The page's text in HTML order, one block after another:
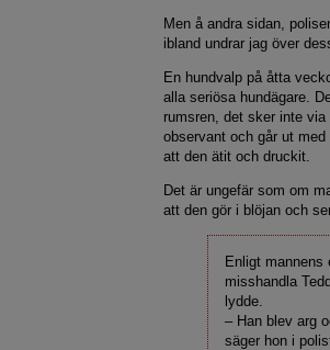
Men å andra sidan,
ibland undrar jag över
En hundvalp på åtta
alla seriösa hundägare.
rumsren, det sker inte
observant och går ut
att den ätit och druckit.
Det är ungefär som om
att den gör i blöjan och
Enligt mannens
misshandla
lydde.
– Han blev arg
säger hon i